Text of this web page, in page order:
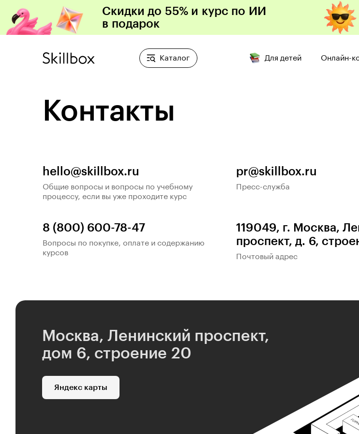
Скидки до 55% и курс по ИИ
в подарок
Каталог Для детей Онлайн-
Контакты
hello@skillbox.ru
Общие вопросы и вопросы по учебному
процессу, если вы уже проходите курс
pr@skillbox.ru
Пресс-служба
8 (800) 600-78-47
Вопросы по покупке, оплате и содержанию
курсов
119049, г. Москва,
проспект, д. 6,
Почтовый адрес
Москва, Ленинский проспект,
дом 6, строение 20
Яндекс карты